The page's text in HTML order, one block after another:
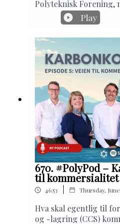
karbonøkonomi.
Polyteknisk Forening,
Isaksen, politisk
medstifter,
sjefredaktør, AltingetI
et fornøyelig politisk
skipstunneler og
(og andre
politiske
ungdom.
Play
670. #PolyPod –
til kommersialitet
46:53 Thursday,
Hva skal egentlig til
og -lagring (CCS)